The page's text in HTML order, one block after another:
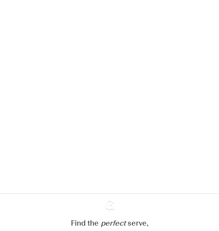
Ginventory
Find the perfectserve,
Alles weigeren